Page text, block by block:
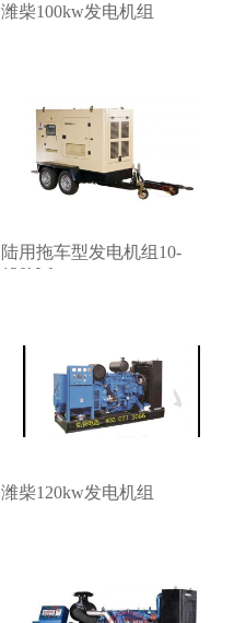
潍柴100kw发电机组
陆用拖车型发电机组10-
120kW
潍柴120kw发电机组